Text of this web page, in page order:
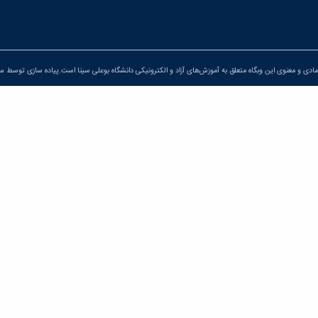
و معنوی این وبگاه متعلق به آموزش‌های آزاد و الکترونیکی دانشگاه بوعلی سینا است.پیاده سازی توسط